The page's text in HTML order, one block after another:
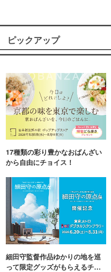
ピックアップ
17種類の彩り豊かなおばんざい
から自由にチョイス！
細田守監督作品ゆかりの地を巡
って限定グッズがもらえるチャ